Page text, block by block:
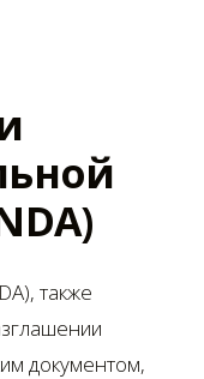
также
документом,